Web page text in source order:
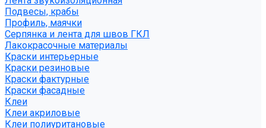
Подвесы, крабы
Профиль, маячки
Серпянка и лента для швов ГКЛ
Лакокрасочные материалы
Краски интерьерные
Краски резиновые
Краски фактурные
Краски фасадные
Клеи
Клеи акриловые
Клеи полиуритановые